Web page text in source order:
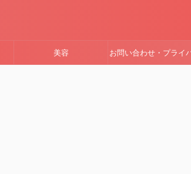
美容 お問い合わせ・プライ